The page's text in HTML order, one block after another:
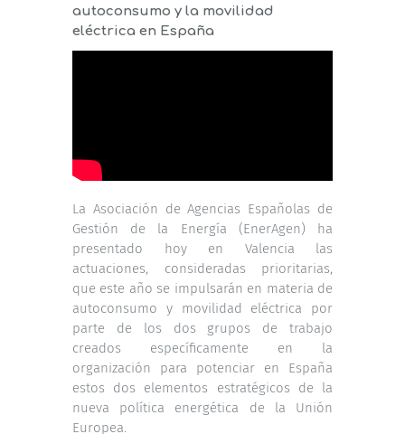
autoconsumo y la movilidad
eléctrica en España
La Asociación de Agencias Españolas de
Gestión de la Energía (EnerAgen) ha
presentado hoy en Valencia las
actuaciones, consideradas prioritarias,
que este año se impulsarán en materia de
autoconsumo y movilidad eléctrica por
parte de los dos grupos de trabajo
creados específicamente en la
organización para potenciar en España
estos dos elementos estratégicos de la
nueva política energética de la Unión
Europea.